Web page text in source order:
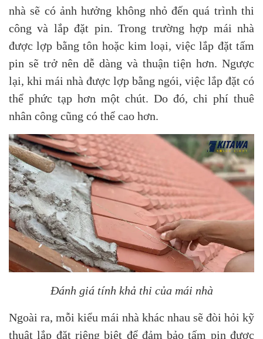
nhà sẽ có ảnh hưởng không nhỏ đến quá trình thi
công và lắp đặt pin. Trong trường hợp mái nhà
được lợp bằng tôn hoặc kim loại, việc lắp đặt tấm
pin sẽ trở nên dễ dàng và thuận tiện hơn. Ngược
lại, khi mái nhà được lợp bằng ngói, việc lắp đặt có
thể phức tạp hơn một chút. Do đó, chi phí thuê
nhân công cũng có thể cao hơn.
Đánh giá tính khả thi của mái nhà
Ngoài ra, mỗi kiểu mái nhà khác nhau sẽ đòi hỏi kỹ
thuật lắp đặt riêng biệt để đảm bảo tấm pin được